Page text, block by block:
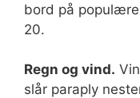
bord på
20.
Regn og vind.
slår paraply